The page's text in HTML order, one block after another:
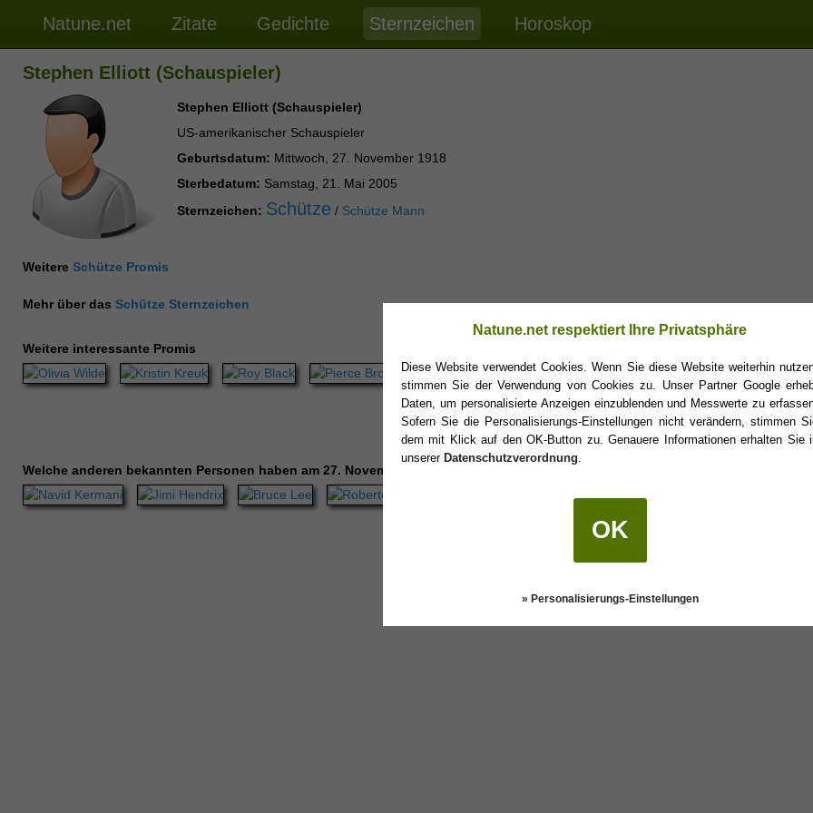
Natune.net Zitate Gedichte Sternzeichen Horoskop
Stephen Elliott (Schauspieler)
Stephen Elliott (Schauspieler)
US-amerikanischer Schauspieler
Geburtsdatum: Mittwoch, 27. November 1918
Sterbedatum: Samstag, 21. Mai 2005
Sternzeichen: Schütze / Schütze Mann
Weitere Schütze Promis
Mehr über das Schütze Sternzeichen
Weitere interessante Promis
Welche anderen bekannten Personen haben am 27. November Geburtstag?
Natune.net respektiert Ihre Privatsphäre
Diese Website verwendet Cookies. Wenn Sie diese Website weiterhin
stimmen Sie der Verwendung von Cookies zu. Unser Partner Google
Daten, um personalisierte Anzeigen einzublenden und Messwerte zu
Sofern Sie die Personalisierungs-Einstellungen nicht verändern, stimmen
dem mit Klick auf den OK-Button zu. Genauere Informationen erhalten Sie
unserer Datenschutzverordnung.
OK
» Personalisierungs-Einstellungen